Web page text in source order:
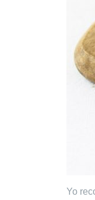
Yo